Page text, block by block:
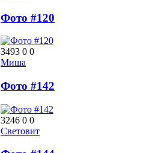
Фото #120
3493 0 0
Миша
Фото #142
3246 0 0
Световит